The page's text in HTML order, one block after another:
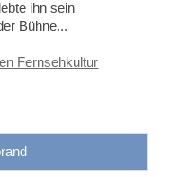
ihn sein
Bühne...
Fernsehkultur